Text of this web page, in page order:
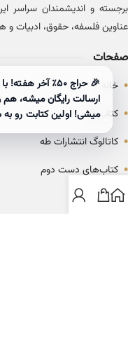
برجسته و اندیشمندان سراسر
عناوین فلسفه، حقوق، ادبیات
صفحات
• خانه
• کتاب‌ها
• کاتالوگ انتشارات طه
• کتاب‌های دست دوم
• بلاگ
میشی! اولین کتابت رو